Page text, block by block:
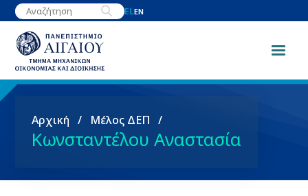
Παράκαμψη
προς
κυρίως
περιεχόμενο
ELEN
Breadcrumb
Αρχική Μέλος ΔΕΠ
Κωνσταντέλου Αναστασία